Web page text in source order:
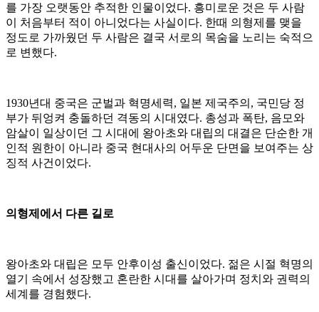
를 가장 오랫동안 추적한 인물이었다. 흥미로운 것은 두 사람
이 처음부터 적이 아니었다는 사실이다. 한때 의형제를 맺을
정도로 가까웠던 두 사람은 결국 서로의 목숨을 노리는 숙적으
로 변했다.
1930년대 중국은 군벌과 혁명세력, 일본 제국주의, 국민당 정
부가 뒤엉켜 충돌하던 격동의 시대였다. 총성과 폭탄, 음모와
암살이 일상이던 그 시대에 왕아초와 대립의 대결은 단순한 개
인적 원한이 아니라 중국 현대사의 어두운 단면을 보여주는 상
징적 사건이었다.
의형제에서 다른 길로
왕아초와 대립은 모두 안후이성 출신이었다. 젊은 시절 혁명의
열기 속에서 성장했고 혼란한 시대를 살아가며 정치와 권력의
세계를 경험했다.